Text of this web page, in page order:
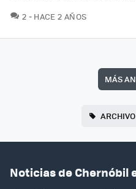
2 COMENTARIOS
HACE 2 AÑOS
MÁS
Noticias de Chernóbil